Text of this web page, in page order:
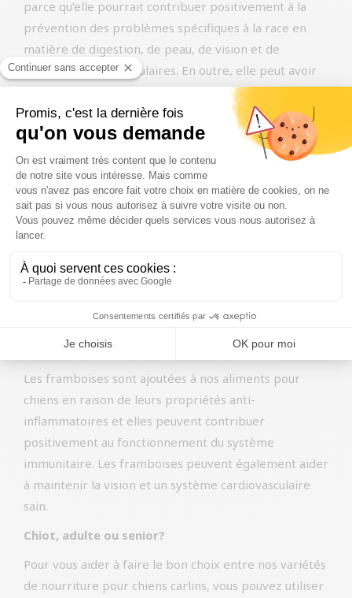
parce qu’elle pourrait contribuer positivement à la
prévention des problèmes spécifiques à la race en
matière de digestion, de peau, de vision et de
maladies cardio-vasculaires. En outre, elle peut avoir
un effet purifiant général sur l’organisme.
Framboises
La framboise est une plante de la famille des roses et
appartient au genre Rubus. La culture des framboises
remonte au Moyen Âge et est présente
naturellement dans toute l’Europe.
Les framboises contiennent de nombreuses
substances qui peuvent soutenir la santé du chien,
telles que des vitamines comme la vitamine C, des
calories et riches en bonnes fibres.
Les framboises sont ajoutées à nos aliments pour
chiens en raison de leurs propriétés anti-
inflammatoires et elles peuvent contribuer
positivement au fonctionnement du système
immunitaire. Les framboises peuvent également aider
à maintenir la vision et un système cardiovasculaire
sain.
Chiot, adulte ou senior?
Pour vous aider à faire le bon choix entre nos variétés
de nourriture pour chiens carlins, vous pouvez utiliser